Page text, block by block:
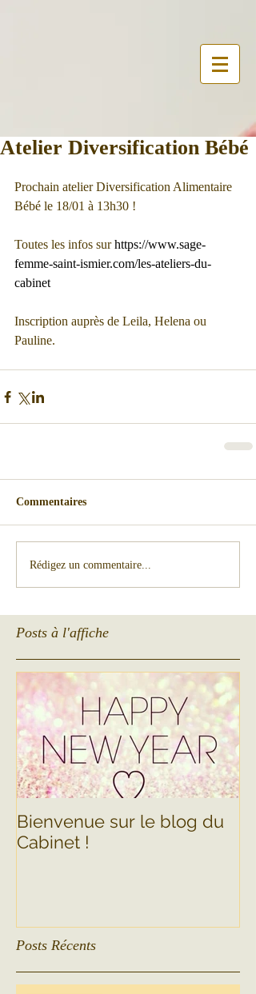
Atelier Diversification Bébé
Prochain atelier Diversification Alimentaire
Bébé le 18/01 à 13h30 !
Toutes les infos sur https://www.sage-
femme-saint-ismier.com/les-ateliers-du-
cabinet
Inscription auprès de Leila, Helena ou
Pauline.
Commentaires
Rédigez un commentaire...
Posts à l'affiche
Bienvenue sur le blog du
Cabinet !
Posts Récents